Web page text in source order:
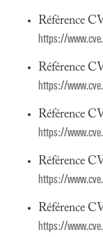
Référence
https://
Référence
https://
Référence
https://
Référence
https://
Référence
https://